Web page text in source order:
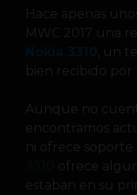
Hace apenas
MWC 2017 una
, un
bien recibido por
Aunque no
encontramos
ni ofrece soporte
ofrece
estaban en su